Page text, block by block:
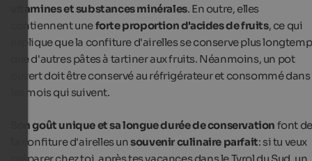
vitamines et substances minérales. En outre, elles
contiennent uneforte proportion d'acides de fruits, ce qui
explique que la confiture d'airelles se conserve plus
que d'autres pâtes à tartiner aux fruits. Néanmoins, un pot
ouvert doit être conservé au réfrigérateur et consommé dans
les mois qui suivent.
Son goût unique et sa longue durée de conservation font de
confiture d'airelles unsouvenir culinaire parfait: si tu veux